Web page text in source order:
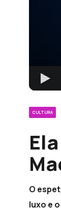
CULTURA
O
luxo e